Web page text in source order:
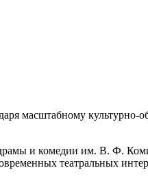
масштабному
и комедии им. В. Ф.
театральных